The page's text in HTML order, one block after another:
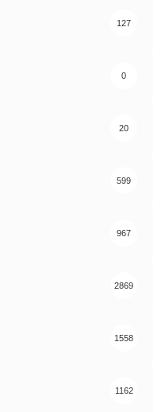
127
0
20
599
967
2869
1558
1162